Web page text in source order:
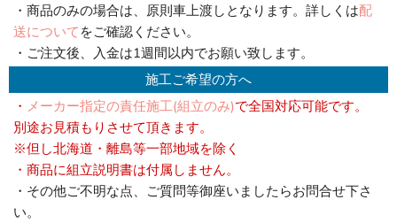
・商品のみの場合は、原則車上渡しとなります。詳しくは配
送について をご確認ください。
・ご注文後、入金は1週間以内でお願い致します。
施工ご希望の方へ
・ メーカー指定の責任施工(組立のみ)で全国対応可能です。
別途お見積もりさせて頂きます。
※但し北海道・離島等一部地域を除く
・商品に組立説明書は付属しません。
・その他ご不明な点、ご質問等御座いましたらお問合せ下さ
い。